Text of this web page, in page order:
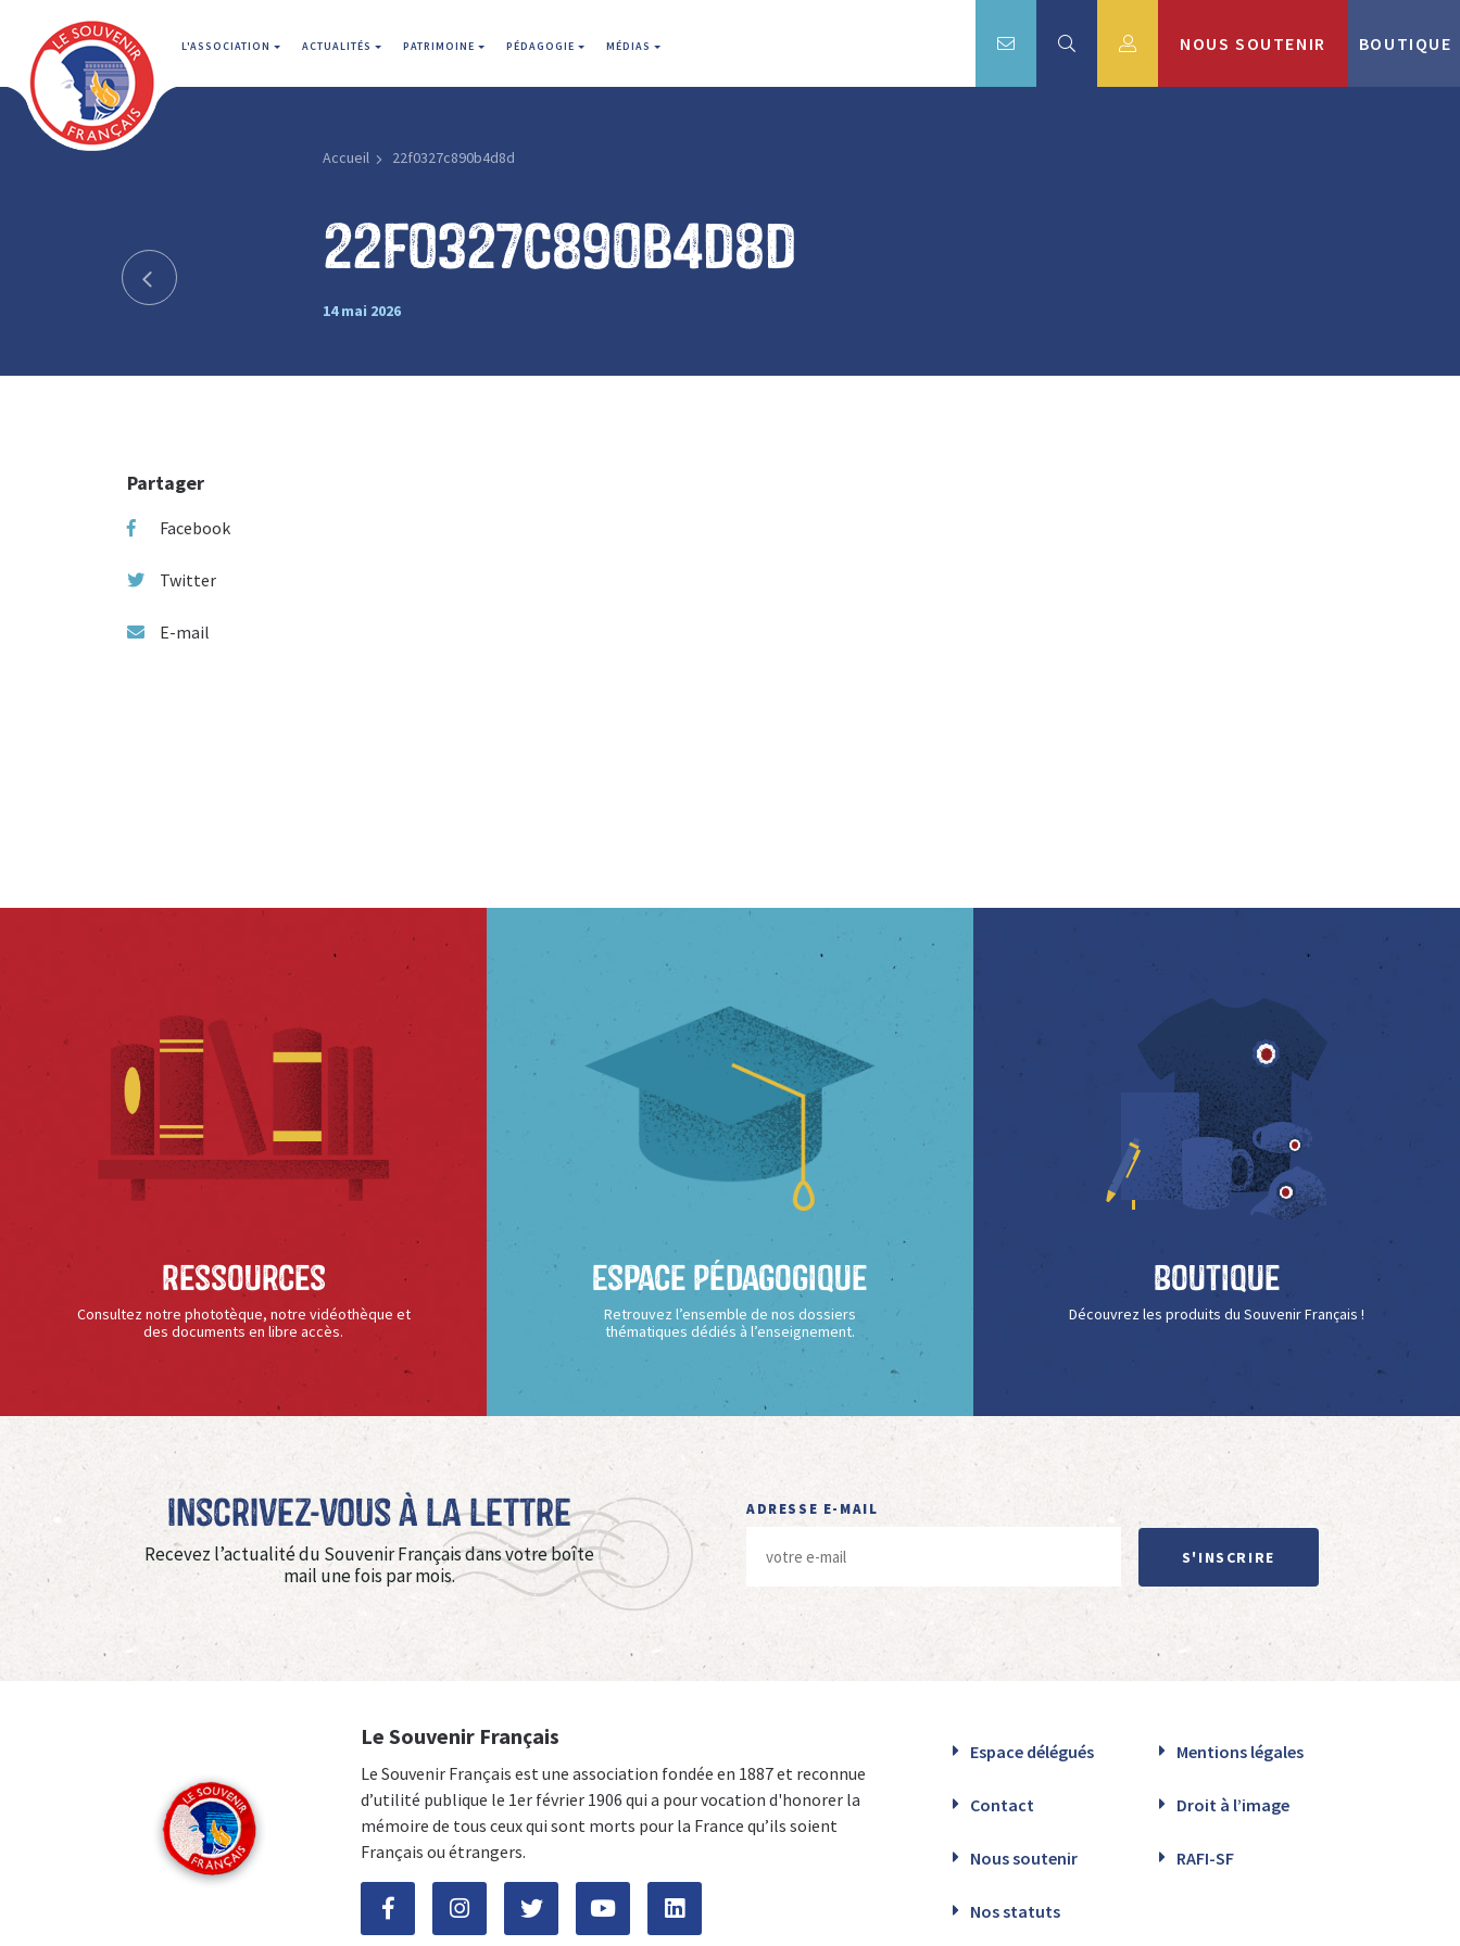
L'ASSOCIATION ACTUALITÉS PATRIMOINE PÉDAGOGIE MÉDIAS NOUS SOUTENIR BOUTIQUE
Accueil 22f0327c890b4d8d
22f0327c890b4d8d
14 mai 2026
Partager
Facebook
Twitter
E-mail
Ressources
Consultez notre phototèque, notre vidéothèque et
des documents en libre accès.
Espace Pédagogique
Retrouvez l’ensemble de nos dossiers
thématiques dédiés à l’enseignement.
Boutique
Découvrez les produits du Souvenir Français !
Inscrivez-vous à La Lettre
Recevez l’actualité du Souvenir Français dans votre boîte
mail une fois par mois.
ADRESSE E-MAIL
S'INSCRIRE
Le Souvenir Français
Le Souvenir Français est une association fondée en 1887 et reconnue
d’utilité publique le 1er février 1906 qui a pour vocation d'honorer la
mémoire de tous ceux qui sont morts pour la France qu’ils soient
Français ou étrangers.
Espace délégués Mentions légales
Contact Droit à l’image
Nous soutenir RAFI-SF
Nos statuts